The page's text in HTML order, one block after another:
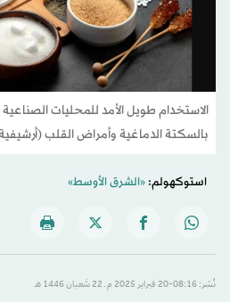
الاستخدام طويل الأمد للمحليات
بالسكتة الدماغية وأمراض القلب
استوكهولم:«الشرق الأوسط»
نُشر: 08:16-20 فبراير 2025 م ـ 22 شَعبان 1446 هـ